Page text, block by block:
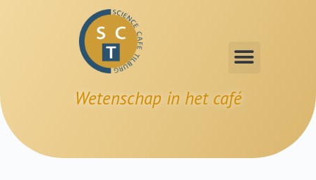
Wetenschap in het café